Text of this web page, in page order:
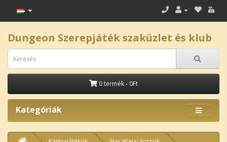
Dungeon Szerepjáték szaküzlet és klub
0 termék - 0Ft
Kategóriák